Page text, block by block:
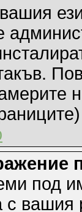
под
вашия